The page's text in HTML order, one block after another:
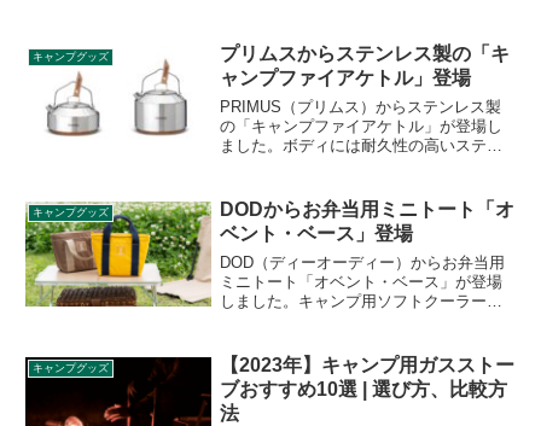
随所に拘りが詰め込まれており、ソロ用
のロッジテントを探していた人にはぴっ
たり。詳細をレビューします。
キャンプグッズ
プリムスからステンレス製の「キ
ャンプファイアケトル」登場
PRIMUS（プリムス）からステンレス製
の「キャンプファイアケトル」が登場し
ました。ボディには耐久性の高いステン
0.9Lと1.5Lの2サイズ展開で、用途に合わ
せて選ぶことができます。詳細をレビュ
ーします。
キャンプグッズ
DODからお弁当用ミニトート「オ
ベント・ベース」登場
DOD（ディーオーディー）からお弁当用
ミニトート「オベント・ベース」が登場
しました。キャンプ用ソフトクーラーの
響を抑え、中に入れた保冷剤の冷たさを
長くキープします。詳細をレビューしま
す。
キャンプグッズ
【2023年】キャンプ用ガスストー
ブおすすめ10選 | 選び方、比較方
法